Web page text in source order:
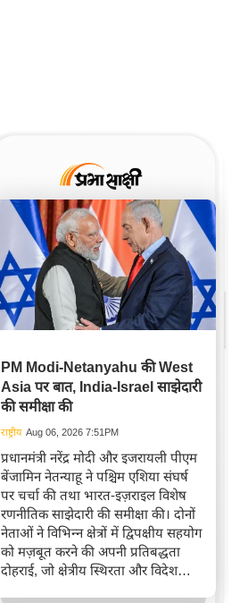
PM Modi-Netanyahu की West
Asia पर बात, India-Israel साझेदारी
की समीक्षा की
राष्ट्रीय Aug 06, 2026 7:51PM
प्रधानमंत्री नरेंद्र मोदी और इजरायली पीएम
बेंजामिन नेतन्याहू ने पश्चिम एशिया संघर्ष
पर चर्चा की तथा भारत-इज़राइल विशेष
रणनीतिक साझेदारी की समीक्षा की। दोनों
नेताओं ने विभिन्न क्षेत्रों में द्विपक्षीय सहयोग
को मज़बूत करने की अपनी प्रतिबद्धता
दोहराई, जो क्षेत्रीय स्थिरता और विदेश